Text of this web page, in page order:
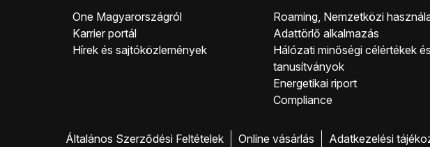
One Magyar országról
Karrier portál
Hírek és sajtóközlemények
Roaming, Nemzetközi
Adattörlő alkalmazás
Hálózati minőségi célérté kek és
tanusítványok
Energetikai riport
Co mpliance
Általános Szerződési Feltételek Online vásárlás Adatkezelési